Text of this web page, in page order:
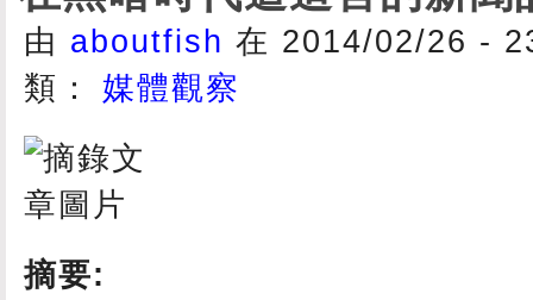
由 aboutfish 在 2014/02/26 -
類：
媒體觀察
摘要: